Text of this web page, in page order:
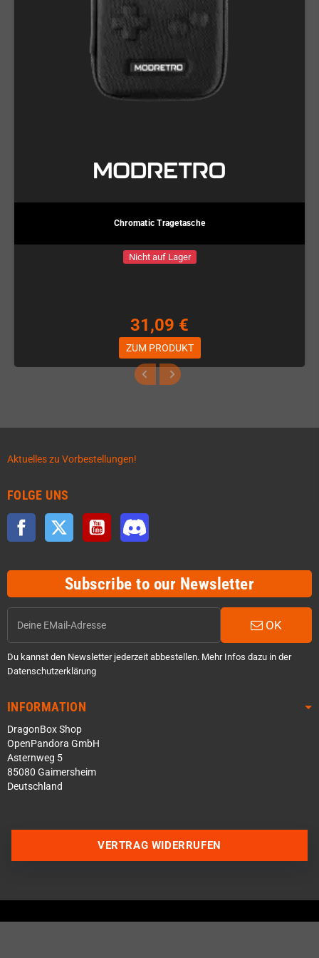
Chromatic Tragetasche
Nicht auf Lager
31,09 €
ZUM PRODUKT
Aktuelles zu Vorbestellungen!
FOLGE UNS
Facebook Twitter YouTube
Subscribe to our Newsletter
OK
Du kannst den Newsletter jederzeit abbestellen. Mehr Infos dazu in der
Datenschutzerklärung
INFORMATION
DragonBox Shop
OpenPandora GmbH
Asternweg 5
85080 Gaimersheim
Deutschland
Über WhatsApp schreiben
VERTRAG WIDERRUFEN